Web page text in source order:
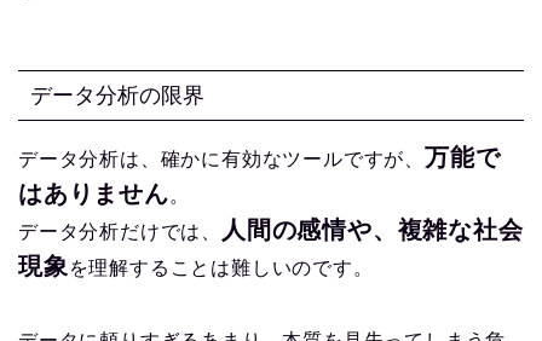
データ分析の限界
データ分析は、確かに有効なツールですが、 万能で
はありません。
データ分析だけでは、
人間の感情や、複雑な社会
現象 を理解することは難しいのです。